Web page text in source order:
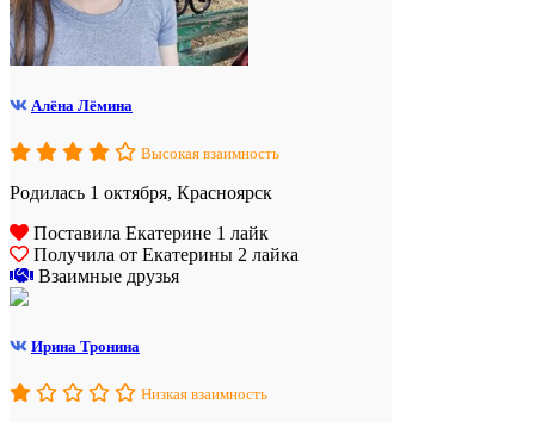
Алёна Лёмина
Высокая взаимность
Родилась 1 октября, Красноярск
Поставила Екатерине 1 лайк
Получила от Екатерины 2 лайка
Взаимные друзья
Ирина Тронина
Низкая взаимность